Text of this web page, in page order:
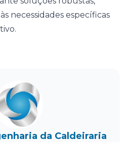
necessidades específicas
da Caldeiraria